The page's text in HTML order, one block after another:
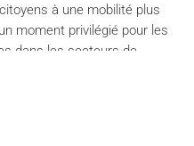
à une mobilité plus
moment privilégié pour les
dans les secteurs de